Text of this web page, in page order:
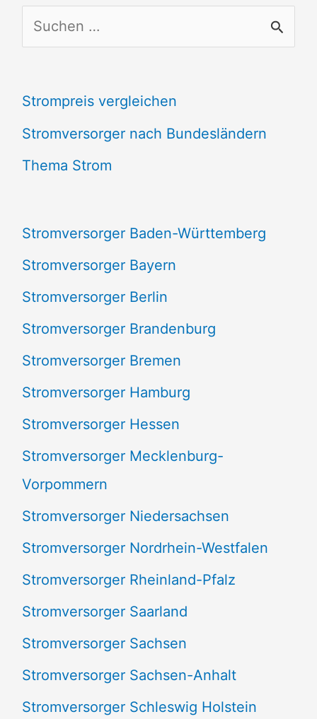
u
h
e
n
h
:
Strompreis vergleichen
Stromversorger nach Bundesländern
Thema Strom
Stromversorger Baden-Württemberg
Stromversorger Bayern
Stromversorger Berlin
Stromversorger Brandenburg
Stromversorger Bremen
Stromversorger Hamburg
Stromversorger Hessen
Stromversorger Mecklenburg-
Vorpommern
Stromversorger Niedersachsen
Stromversorger Nordrhein-Westfalen
Stromversorger Rheinland-Pfalz
Stromversorger Saarland
Stromversorger Sachsen
Stromversorger Sachsen-Anhalt
Stromversorger Schleswig Holstein